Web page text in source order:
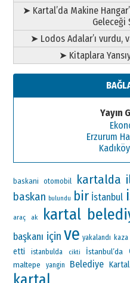
➤ Kartal’da Makine
Geleceği
➤ Lodos Adalar’ı
➤ Kitaplara
Yayın
Erzurum
baskani otomobil kartalda
baskan bulundu bir İstanbul
araç ak kartal
başkanı için ve yakalandı kaza
etti istanbulda cikti İstanbul’da
maltepe yangin Belediye